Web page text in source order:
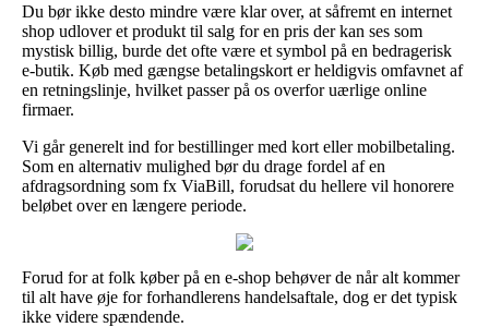
Du bør ikke desto mindre være klar over, at såfremt en internet
shop udlover et produkt til salg for en pris der kan ses som
mystisk billig, burde det ofte være et symbol på en bedragerisk
e-butik. Køb med gængse betalingskort er heldigvis omfavnet af
en retningslinje, hvilket passer på os overfor uærlige online
firmaer.
Vi går generelt ind for bestillinger med kort eller mobilbetaling.
Som en alternativ mulighed bør du drage fordel af en
afdragsordning som fx ViaBill, forudsat du hellere vil honorere
beløbet over en længere periode.
Forud for at folk køber på en e-shop behøver de når alt kommer
til alt have øje for forhandlerens handelsaftale, dog er det typisk
ikke videre spændende.